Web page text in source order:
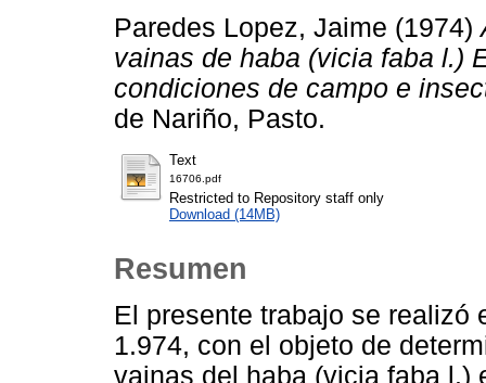
Paredes Lopez, Jaime (1974)
vainas de haba (vicia faba l.)
condiciones de campo e
de Nariño, Pasto.
Text
16706.pdf
Restricted to Repository staff only
Download (14MB)
Resumen
El presente trabajo se realizó
1.974, con el objeto de
vainas del haba (vicia faba l.)